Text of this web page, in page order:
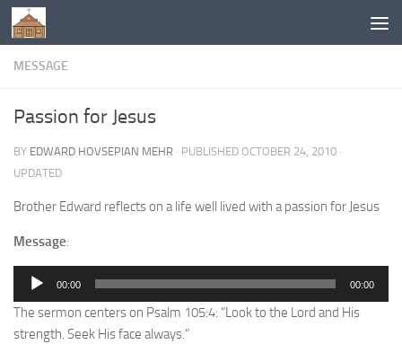
Below content
MESSAGE
Passion for Jesus
BY EDWARD HOVSEPIAN MEHR · PUBLISHED OCTOBER 24, 2010 ·
UPDATED
Brother Edward reflects on a life well lived with a passion for Jesus
Message:
Audio
00:00 00:00
The sermon centers on Psalm 105:4: “Look to the Lord and His
strength. Seek His face always.”